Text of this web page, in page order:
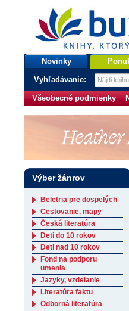
bux.sk
knihy, ktorými žijete
Úvodná stránka
Novinky
Vyhľadávanie:
Všeobecné podmienky
Výber žánrov
Beletria pre dospelých
Cestovanie, mapy
Česká literatúra
Deti do 10 rokov
Deti nad 10 rokov
Fond na podporu
umenia
Jazyky, vzdelanie
Literatúra faktu
Odborná literatúra